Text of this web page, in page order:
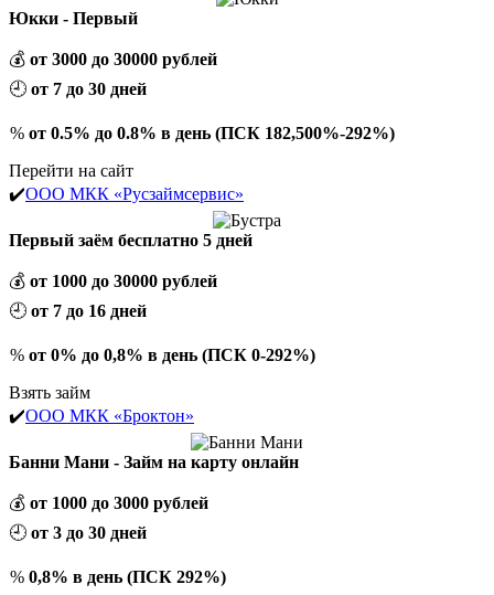
Юкки - Первый
💰 от 3000 до 30000 рублей
🕘 от 7 до 30 дней
% от 0.5% до 0.8% в день (ПСК 182,500%-292%)
Перейти на сайт
✔️ООО МКК «Русзаймсервис»
Первый заём бесплатно 5 дней
💰 от 1000 до 30000 рублей
🕘 от 7 до 16 дней
% от 0% до 0,8% в день (ПСК 0-292%)
Взять займ
✔️ООО МКК «Броктон»
Банни Мани - Займ на карту онлайн
💰 от 1000 до 3000 рублей
🕘 от 3 до 30 дней
% 0,8% в день (ПСК 292%)